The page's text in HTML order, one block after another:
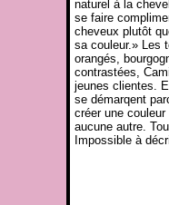
naturel à la
se faire
cheveux plutôt
sa couleur.» Les
orangés,
contrastées,
jeunes clientes.
se démarqent
créer une
aucune autre.
Impossible à